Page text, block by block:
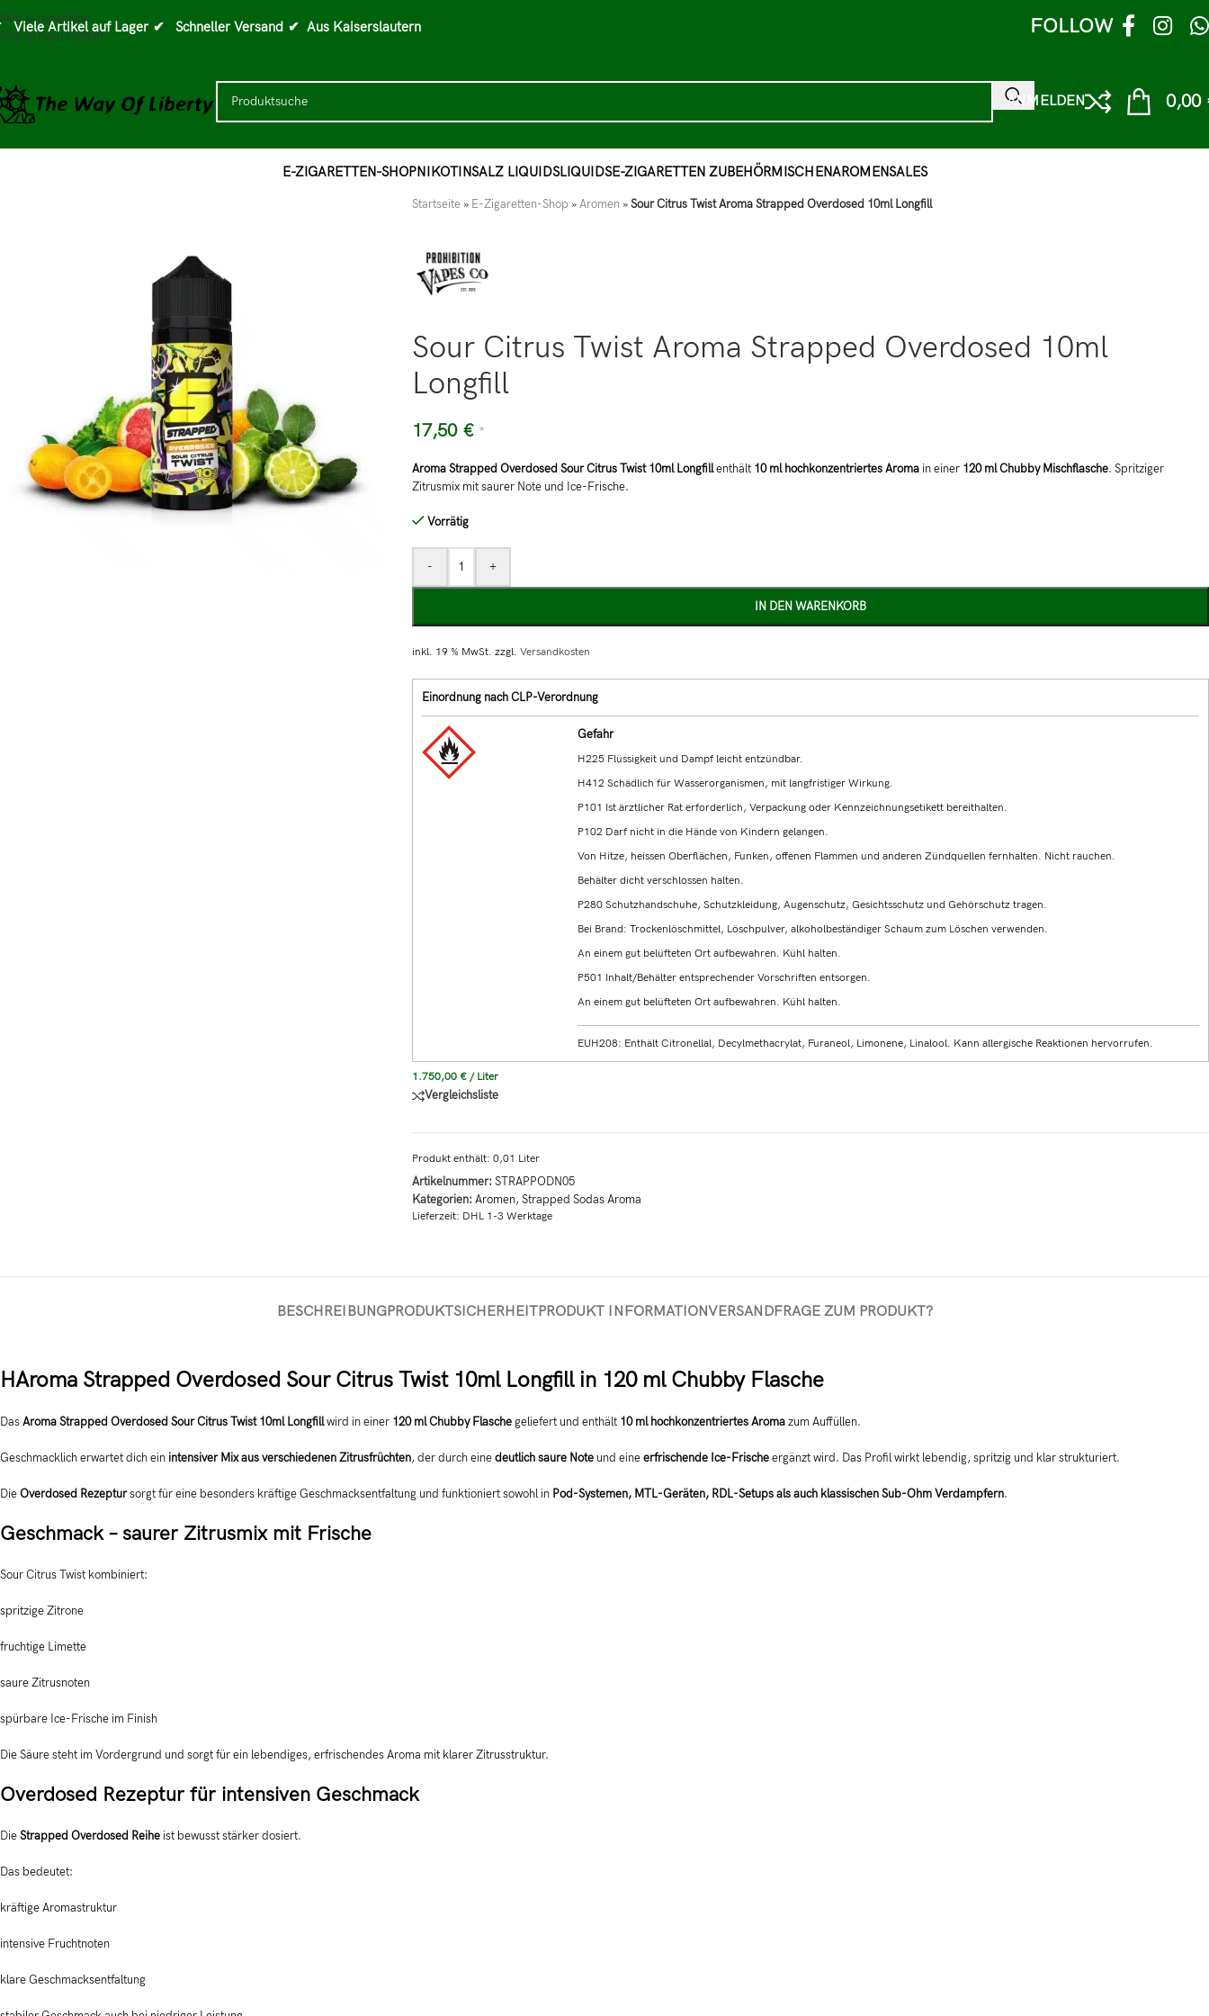
Skip to navigation
Skip to main content
Viele Artikel auf Lager ✔ Schneller Versand ✔ Aus Kaiserslautern FOLLOW
ANMELDEN 0,00
E-ZIGARETTEN-SHOPNIKOTINSALZ LIQUIDSLIQUIDSE-ZIGARETTEN ZUBEHÖRMISCHENAROMENSALES
Startseite » E-Zigaretten-Shop »Aromen »Sour Citrus Twist Aroma Strapped Overdosed 10ml Longfill
Sour Citrus Twist Aroma Strapped Overdosed 10ml
Longfill
17,50 € *
Aroma Strapped Overdosed Sour Citrus Twist 10ml Longfillenthält 10 ml hochkonzentriertes Aroma in einer 120 ml Chubby Mischflasche. Spritziger
Zitrusmix mit saurer Note und Ice-Frische.
Vorrätig
- +
IN DEN WARENKORB
inkl. 19 % MwSt. zzgl. Versandkosten
Einordnung nach CLP-Verordnung
Gefahr
H225 Flüssigkeit und Dampf leicht entzündbar.
H412 Schädlich für Wasserorganismen, mit langfristiger Wirkung.
P101 Ist ärztlicher Rat erforderlich, Verpackung oder Kennzeichnungsetikett bereithalten.
P102 Darf nicht in die Hände von Kindern gelangen.
Von Hitze, heissen Oberflächen, Funken, offenen Flammen und anderen Zündquellen fernhalten. Nicht rauchen.
Behälter dicht verschlossen halten.
P280 Schutzhandschuhe, Schutzkleidung, Augenschutz, Gesichtsschutz und Gehörschutz tragen.
Bei Brand: Trockenlöschmittel, Löschpulver, alkoholbeständiger Schaum zum Löschen verwenden.
An einem gut belüfteten Ort aufbewahren. Kühl halten.
P501 Inhalt/Behälter entsprechender Vorschriften entsorgen.
An einem gut belüfteten Ort aufbewahren. Kühl halten.
EUH208: Enthält Citronellal, Decylmethacrylat, Furaneol, Limonene, Linalool. Kann allergische Reaktionen hervorrufen.
1.750,00 € / Liter
Vergleichsliste
Produkt enthält: 0,01 Liter
Artikelnummer: STRAPPODN05
Kategorien: Aromen,Strapped Sodas Aroma
Lieferzeit: DHL 1-3 Werktage
BESCHREIBUNGPRODUKTSICHERHEITPRODUKT INFORMATIONVERSANDFRAGE ZUM PRODUKT?
HAroma Strapped Overdosed Sour Citrus Twist 10ml Longfill in 120 ml Chubby Flasche
DasAroma Strapped Overdosed Sour Citrus Twist 10ml Longfillwird in einer 120 ml Chubby Flaschegeliefert und enthält 10 ml hochkonzentriertes Aromazum Auffüllen.
Geschmacklich erwartet dich ein intensiver Mix aus verschiedenen Zitrusfrüchten, der durch einedeutlich saure Note und eineerfrischende Ice-Frischeergänzt wird. Das Profil wirkt lebendig, spritzig und klar strukturiert.
DieOverdosed Rezeptursorgt für eine besonders kräftige Geschmacksentfaltung und funktioniert sowohl in Pod-Systemen, MTL-Geräten, RDL-Setups als auch klassischen Sub-Ohm Verdampfern.
Geschmack – saurer Zitrusmix mit Frische
Sour Citrus Twist kombiniert:
spritzige Zitrone
fruchtige Limette
saure Zitrusnoten
spürbare Ice-Frische im Finish
Die Säure steht im Vordergrund und sorgt für ein lebendiges, erfrischendes Aroma mit klarer Zitrusstruktur.
Overdosed Rezeptur für intensiven Geschmack
DieStrapped Overdosed Reihe ist bewusst stärker dosiert.
Das bedeutet:
kräftige Aromastruktur
intensive Fruchtnoten
klare Geschmacksentfaltung